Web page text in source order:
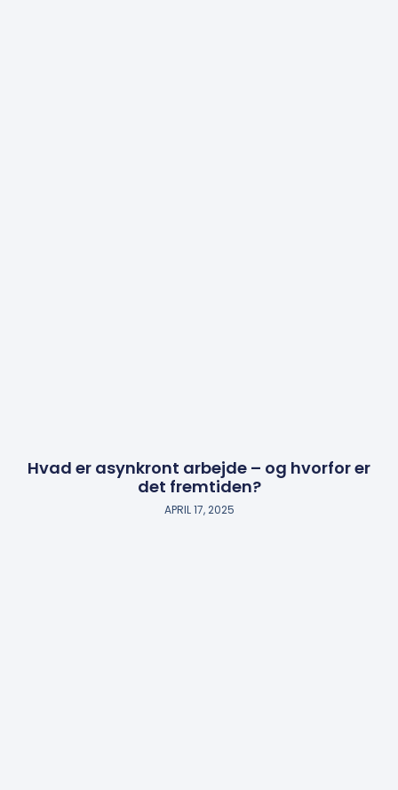
Hvad er asynkront arbejde – og hvorfor er
det fremtiden?
APRIL 17, 2025